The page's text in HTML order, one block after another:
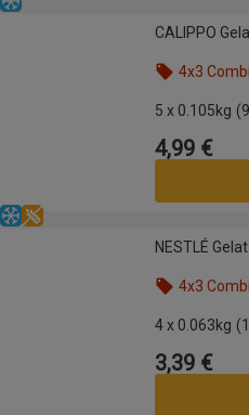
CALIPPO Gelat amb gust de llima i
Congelat
CALIPPO
4x3
5 x 0.105kg
Preu
4,99 €
NESTLÉ Gelat de llimona i cola
Congelat
Sense gluten
NESTLÉ
4x3
4 x 0.063kg
Preu
3,39 €